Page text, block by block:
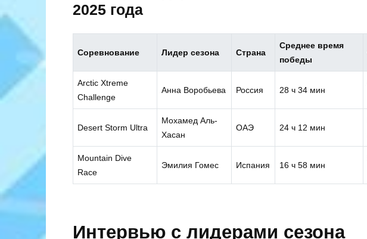
2025 года
Соревнование Лидер сезона Страна
Среднее время
победы
Arctic Xtreme
Challenge
Анна Воробьева Россия 28 ч 34 мин
Desert Storm Ultra
Мохамед Аль-
Хасан
ОАЭ 24 ч 12 мин
Mountain Dive
Race
Эмилия Гомес Испания 16 ч 58 мин
Интервью с лидерами сезона